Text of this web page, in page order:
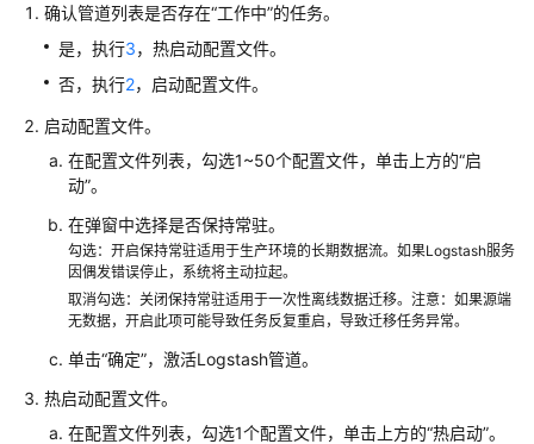
止
迁
任
务
配
文
件
模
板
参
考
监
控
确认管道列表是否存在“工作中”的任务。
是，执行3，热启动配置文件。
否，执行2，启动配置文件。
启动配置文件。
在配置文件列表，勾选1~50个配置文件，单击上方的“启
动”。
在弹窗中选择是否保持常驻。
勾选：开启保持常驻适用于生产环境的长期数据流。如果Logstash服务
因偶发错误停止，系统将主动拉起。
取消勾选：关闭保持常驻适用于一次性离线数据迁移。注意：如果源端
无数据，开启此项可能导致任务反复重启，导致迁移任务异常。
单击“确定”，激活Logstash管道。
热启动配置文件。
在配置文件列表，勾选1个配置文件，单击上方的“热启动”。